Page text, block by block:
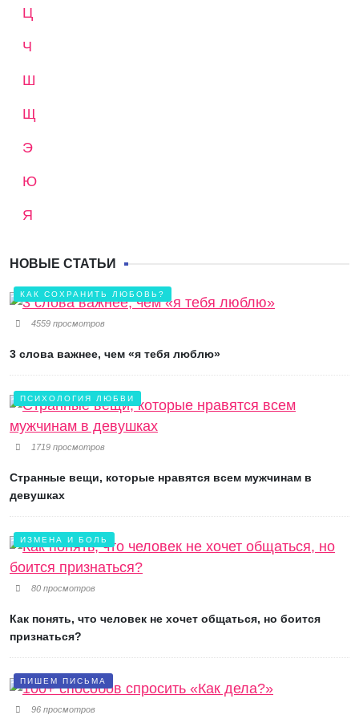
Ц
Ч
Ш
Щ
Э
Ю
Я
НОВЫЕ СТАТЬИ
КАК СОХРАНИТЬ ЛЮБОВЬ?
4559 просмотров
3 слова важнее, чем «я тебя люблю»
ПСИХОЛОГИЯ ЛЮБВИ
1719 просмотров
Странные вещи, которые нравятся всем мужчинам в
девушках
ИЗМЕНА И БОЛЬ
80 просмотров
Как понять, что человек не хочет общаться, но боится
признаться?
ПИШЕМ ПИСЬМА
96 просмотров